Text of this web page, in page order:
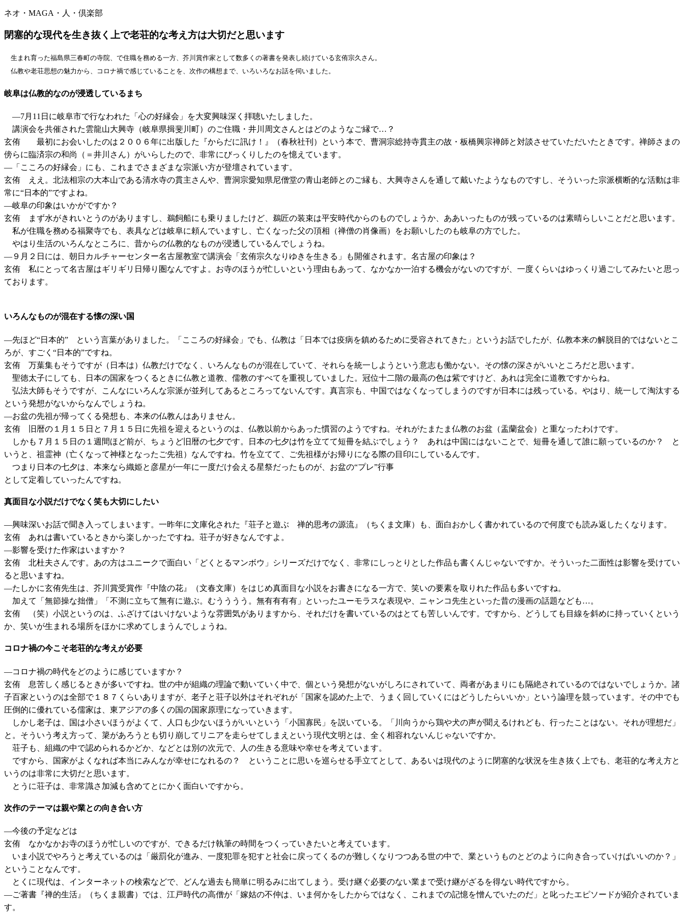
ネオ・MAGA・人・倶楽部
閉塞的な現代を生き抜く上で老荘的な考え方は大切だと思います
生まれ育った福島県三春町の寺院、で住職を務める一方、芥川賞作家として数多くの著書を発表し続けている玄侑宗久さん。
仏教や老荘思想の魅力から、コロナ禍で感じていることを、次作の構想まで、いろいろなお話を伺いました。
岐阜は仏教的なのが浸透しているまち
―7月11日に岐阜市で行なわれた「心の好縁会」を大変興味深く拝聴いたしました。
講演会を共催された雲龍山大興寺（岐阜県揖斐川町）のご住職・井川周文さんとはどのようなご縁で…？
玄侑 最初にお会いしたのは２００６年に出版した『からだに訊け！』（春秋社刊）という本で、曹洞宗総持寺貫主の故・板橋興宗禅師と対談させていただいたときです。禅師さまの
傍らに臨済宗の和尚（＝井川さん）がいらしたので、非常にびっくりしたのを憶えています。
―「こころの好縁会」にも、これまでさまざまな宗派い方が登壇されています。
玄侑 ええ。北法相宗の大本山である清水寺の貫主さんや、曹洞宗愛知県尼僧堂の青山老師とのご縁も、大興寺さんを通して戴いたようなものですし、そういった宗派横断的な活動は非
常に“日本的”ですよね。
―岐阜の印象はいかがですか？
玄侑 まず水がきれいとうのがありますし、鵜飼船にも乗りましたけど、鵜匠の装束は平安時代からのものでしょうか、ああいったものが残っているのは素晴らしいことだと思います。
私が住職を務める福聚寺でも、表具などは岐阜に頼んでいますし、亡くなった父の頂相（禅僧の肖像画）をお願いしたのも岐阜の方でした。
やはり生活のいろんなところに、昔からの仏教的なものが浸透しているんでしょうね。
―９月２日には、朝日カルチャーセンター名古屋教室で講演会「玄侑宗久なりゆきを生きる」も開催されます。名古屋の印象は？
玄侑 私にとって名古屋はギリギリ日帰り圏なんですよ。お寺のほうが忙しいという理由もあって、なかなか一泊する機会がないのですが、一度くらいはゆっくり過ごしてみたいと思っ
ております。
いろんなものが混在する懐の深い国
―先ほど“日本的” という言葉がありました。「こころの好縁会」でも、仏教は「日本では疫病を鎮めるために受容されてきた」というお話でしたが、仏教本来の解脱目的ではないとこ
ろが、すごく“日本的”ですね。
玄侑 万葉集もそうですが（日本は）仏教だけでなく、いろんなものが混在していて、それらを統一しようという意志も働かない。その懐の深さがいいところだと思います。
聖徳太子にしても、日本の国家をつくるときに仏教と道教、儒教のすべてを重視していました。冠位十二階の最高の色は紫ですけど、あれは完全に道教ですからね。
弘法大師もそうですが、こんなにいろんな宗派が並列してあるところってないんです。真言宗も、中国ではなくなってしまうのですが日本には残っている。やはり、統一して淘汰する
という発想がないからなんでしょうね。
―お盆の先祖が帰ってくる発想も、本来の仏教んはありません。
玄侑 旧暦の１月１５日と７月１５日に先祖を迎えるというのは、仏教以前からあった慣習のようですね。それがたまたま仏教のお盆（盂蘭盆会）と重なったわけです。
しかも７月１５日の１週間ほど前が、ちょうど旧暦の七夕です。日本の七夕は竹を立てて短冊を結ぶでしょう？ あれは中国にはないことで、短冊を通して誰に願っているのか？ と
いうと、祖霊神（亡くなって神様となったご先祖）なんですね。竹を立てて、ご先祖様がお帰りになる際の目印にしているんです。
つまり日本の七夕は、本来なら織姫と彦星が一年に一度だけ会える星祭だったものが、お盆の“プレ”行事
として定着していったんですね。
真面目な小説だけでなく笑も大切にしたい
―興味深いお話で聞き入ってしまいます。一昨年に文庫化された『荘子と遊ぶ 禅的思考の源流』（ちくま文庫）も、面白おかしく書かれているので何度でも読み返したくなります。
玄侑 あれは書いているときから楽しかったですね。荘子が好きなんですよ。
―影響を受けた作家はいますか？
玄侑 北杜夫さんです。あの方はユニークで面白い「どくとるマンボウ」シリーズだけでなく、非常にしっとりとした作品も書くんじゃないですか。そういった二面性は影響を受けてい
ると思いますね。
―たしかに玄侑先生は、芥川賞受賞作『中陰の花』（文春文庫）をはじめ真面目な小説をお書きになる一方で、笑いの要素を取りれた作品も多いですね。
加えて「無節操な拙僧」「不測に立ちて無有に遊ぶ。むうううう。無有有有有」といったユーモラスな表現や、ニャンコ先生といった昔の漫画の話題なども…。
玄侑 （笑）小説というのは、ふざけてはいけないような雰囲気がありますから、それだけを書いているのはとても苦しいんです。ですから、どうしても目線を斜めに持っていくという
か、笑いが生まれる場所をほかに求めてしまうんでしょうね。
コロナ禍の今こそ老荘的な考えが必要
―コロナ禍の時代をどのように感じていますか？
玄侑 息苦しく感じるときが多いですね。世の中が組織の理論で動いていく中で、個という発想がないがしろにされていて、両者があまりにも隔絶されているのではないでしょうか。諸
子百家というのは全部で１８７くらいありますが、老子と荘子以外はそれぞれが「国家を認めた上で、うまく回していくにはどうしたらいいか」という論理を競っています。その中でも
圧倒的に優れている儒家は、東アジアの多くの国の国家原理になっていきます。
しかし老子は、国は小さいほうがよくて、人口も少ないほうがいいという「小国寡民」を説いている。「川向うから鶏や犬の声が聞えるけれども、行ったことはない。それが理想だ」
と。そういう考え方って、簗があろうとも切り崩してリニアを走らせてしまえという現代文明とは、全く相容れないんじゃないですか。
荘子も、組織の中で認められるかどか、などとは別の次元で、人の生きる意味や幸せを考えています。
ですから、国家がよくなれば本当にみんなが幸せになれるの？ ということに思いを巡らせる手立てとして、あるいは現代のように閉塞的な状況を生き抜く上でも、老荘的な考え方と
いうのは非常に大切だと思います。
とうに荘子は、非常識さ加減も含めてとにかく面白いですから。
次作のテーマは親や業との向き合い方
―今後の予定などは
玄侑 なかなかお寺のほうが忙しいのですが、できるだけ執筆の時間をつくっていきたいと考えています。
いま小説でやろうと考えているのは「厳罰化が進み、一度犯罪を犯すと社会に戻ってくるのが難しくなりつつある世の中で、業というものとどのように向き合っていけばいいのか？」
ということなんです。
とくに現代は、インターネットの検索などで、どんな過去も簡単に明るみに出てしまう。受け継ぐ必要のない業まで受け継がざるを得ない時代ですから。
―ご著書『禅的生活』（ちくま親書）では、江戸時代の高僧が「嫁姑の不仲は、いま何かをしたからではなく、これまでの記憶を憎んでいたのだ」と叱ったエピソードが紹介されていま
す。